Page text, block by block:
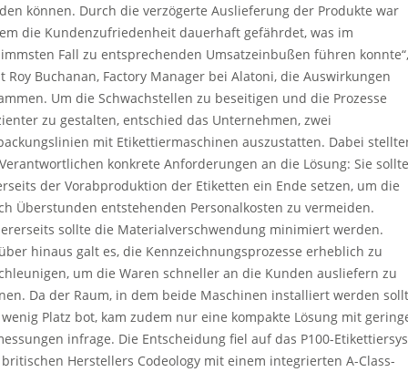
können. Durch die verzögerte Auslieferung der Produkte war
die Kundenzufriedenheit dauerhaft gefährdet, was im
Fall zu entsprechenden Umsatzeinbußen führen konnte“,
Roy Buchanan, Factory Manager bei Alatoni, die Auswirkungen
Um die Schwachstellen zu beseitigen und die Prozesse
zu gestalten, entschied das Unternehmen, zwei
mit Etikettiermaschinen auszustatten. Dabei
konkrete Anforderungen an die Lösung: Sie sollte
der Vorabproduktion der Etiketten ein Ende setzen, um die
Überstunden entstehenden Personalkosten zu vermeiden.
sollte die Materialverschwendung minimiert werden.
hinaus galt es, die Kennzeichnungsprozesse erheblich zu
um die Waren schneller an die Kunden ausliefern zu
Da der Raum, in dem beide Maschinen installiert werden
Platz bot, kam zudem nur eine kompakte Lösung mit
infrage. Die Entscheidung fiel auf das P100-
Herstellers Codeology mit einem integrierten A-Class-